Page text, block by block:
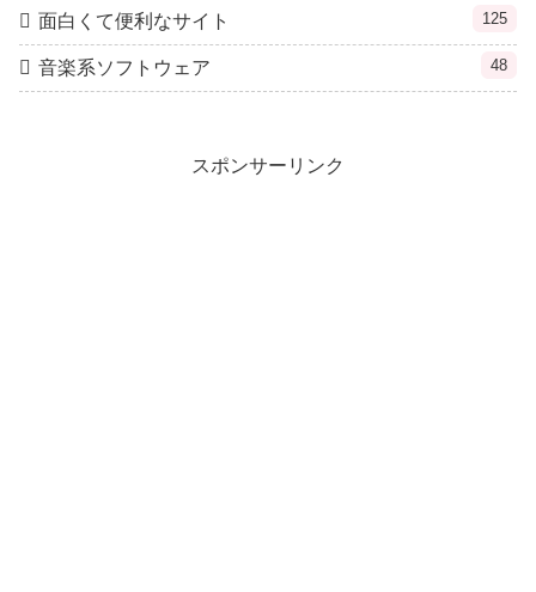
面白くて便利なサイト 125
音楽系ソフトウェア 48
スポンサーリンク